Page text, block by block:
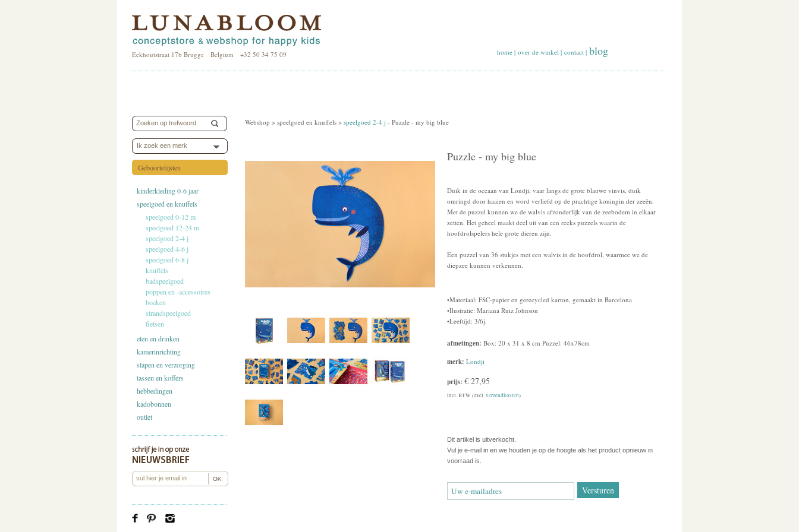
Eekhoutstraat 17b Brugge Belgium +32 50 34 75 09 home | over de winkel | contact | blog
Ik zoek een merk
Geboortelijsten
kinderkleding 0-6 jaar
speelgoed en knuffels
speelgoed 0-12 m
speelgoed 12-24 m
speelgoed 2-4 j
speelgoed 4-6 j
speelgoed 6-8 j
knuffels
badspeelgoed
poppen en -accessoires
boeken
strandspeelgoed
fietsen
eten en drinken
kamerinrichting
slapen en verzorging
tassen en koffers
hebbedingen
kadobonnen
outlet
Webshop > speelgoed en knuffels > speelgoed 2-4 j - Puzzle - my big blue
Puzzle - my big blue
Duik in de oceaan van Londji, vaar langs de grote blauwe vinvis, duik
omringd door haaien en word verliefd op de prachtige koningin der zeeën.
Met de puzzel kunnen we de walvis afzonderlijk van de zeebodem in elkaar
zetten. Het geheel maakt deel uit van een reeks puzzels waarin de
hoofdrolspelers hele grote dieren zijn.
Een puzzel van 36 stukjes met een walvis in de hoofdrol, waarmee we de
diepzee kunnen verkennen.
•Materiaal: FSC-papier en gerecycled karton, gemaakt in Barcelona
•Ilustratie: Mariana Ruiz Johnson
•Leeftijd: 3/6j.
afmetingen: Box: 20 x 31 x 8 cm Puzzel: 46x78cm
merk: Londji
prijs: € 27,95
incl. BTW (excl.verzendkosten)
Dit artikel is uitverkocht.
Vul je e-mail in en we houden je op de hoogte als het product opnieuw in
voorraad is.